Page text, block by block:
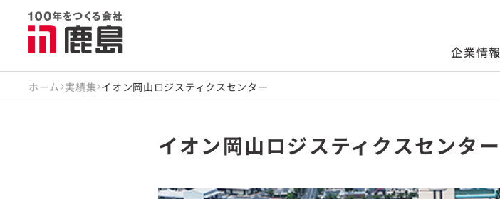
企業情報
ホーム 実績集 イオン岡山ロジスティクスセンター
イオン岡山ロジスティクスセンター